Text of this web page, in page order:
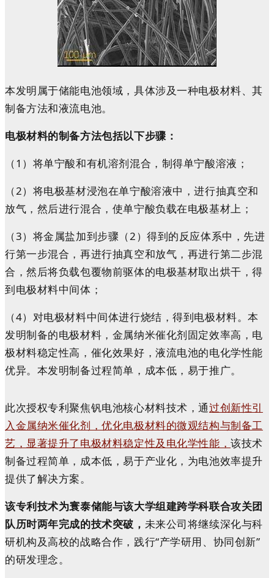
本发明属于储能电池领域，具体涉及一种电极材料、其
制备方法和液流电池。
电极材料的制备方法包括以下步骤：
（1）将单宁酸和有机溶剂混合，制得单宁酸溶液；
（2）将电极基材浸泡在单宁酸溶液中，进行抽真空和
放气，然后进行混合，使单宁酸负载在电极基材上；
（3）将金属盐加到步骤（2）得到的反应体系中，先进
行第一步混合，再进行抽真空和放气，再进行第二步混
合，然后将负载包覆物前驱体的电极基材取出烘干，得
到电极材料中间体；
（4）对电极材料中间体进行烧结，得到电极材料。本
发明制备的电极材料，金属纳米催化剂固定效率高，电
极材料稳定性高，催化效果好，液流电池的电化学性能
优异。本发明制备过程简单，成本低，易于推广。
此次授权专利聚焦钒电池核心材料技术，通过创新性引
入金属纳米催化剂，优化电极材料的微观结构与制备工
艺，显著提升了电极材料稳定性及电化学性能，该技术
制备过程简单，成本低，易于产业化，为电池效率提升
提供了解决方案。
该专利技术为寰泰储能与该大学组建跨学科联合攻关团
队历时两年完成的技术突破， 未来公司将继续深化与科
研机构及高校的战略合作，践行“产学研用、协同创新”
的研发理念。